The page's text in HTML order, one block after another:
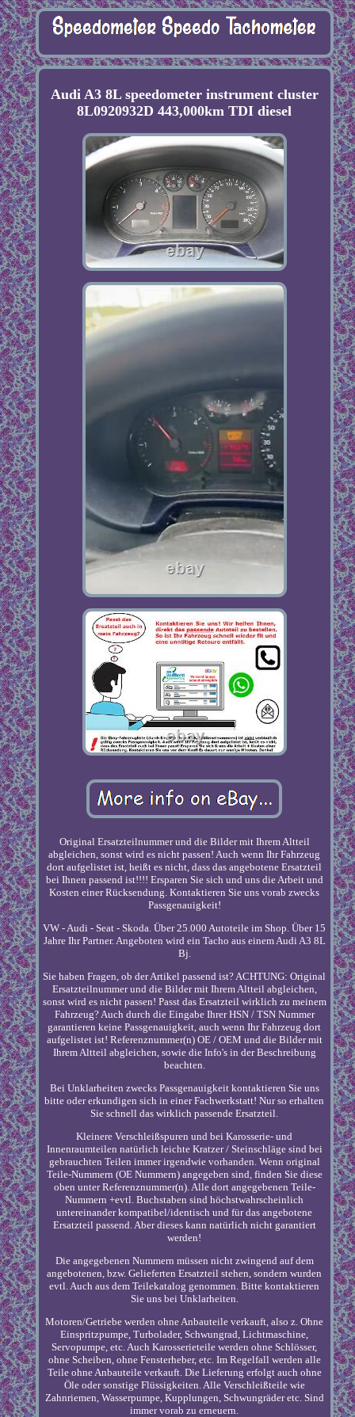
Audi A3 8L speedometer instrument cluster
8L0920932D 443,000km TDI diesel
Original Ersatzteilnummer und die Bilder mit Ihrem Altteil
abgleichen, sonst wird es nicht passen! Auch wenn Ihr Fahrzeug
dort aufgelistet ist, heißt es nicht, dass das angebotene Ersatzteil
bei Ihnen passend ist!!!! Ersparen Sie sich und uns die Arbeit und
Kosten einer Rücksendung. Kontaktieren Sie uns vorab zwecks
Passgenauigkeit!
VW - Audi - Seat - Skoda. Über 25.000 Autoteile im Shop. Über 15
Jahre Ihr Partner. Angeboten wird ein Tacho aus einem Audi A3 8L
Bj.
Sie haben Fragen, ob der Artikel passend ist? ACHTUNG: Original
Ersatzteilnummer und die Bilder mit Ihrem Altteil abgleichen,
sonst wird es nicht passen! Passt das Ersatzteil wirklich zu meinem
Fahrzeug? Auch durch die Eingabe Ihrer HSN / TSN Nummer
garantieren keine Passgenauigkeit, auch wenn Ihr Fahrzeug dort
aufgelistet ist! Referenznummer(n) OE / OEM und die Bilder mit
Ihrem Altteil abgleichen, sowie die Info's in der Beschreibung
beachten.
Bei Unklarheiten zwecks Passgenauigkeit kontaktieren Sie uns
bitte oder erkundigen sich in einer Fachwerkstatt! Nur so erhalten
Sie schnell das wirklich passende Ersatzteil.
Kleinere Verschleißspuren und bei Karosserie- und
Innenraumteilen natürlich leichte Kratzer / Steinschläge sind bei
gebrauchten Teilen immer irgendwie vorhanden. Wenn original
Teile-Nummern (OE Nummern) angegeben sind, finden Sie diese
oben unter Referenznummer(n). Alle dort angegebenen Teile-
Nummern +evtl. Buchstaben sind höchstwahrscheinlich
untereinander kompatibel/identisch und für das angebotene
Ersatzteil passend. Aber dieses kann natürlich nicht garantiert
werden!
Die angegebenen Nummern müssen nicht zwingend auf dem
angebotenen, bzw. Gelieferten Ersatzteil stehen, sondern wurden
evtl. Auch aus dem Teilekatalog genommen. Bitte kontaktieren
Sie uns bei Unklarheiten.
Motoren/Getriebe werden ohne Anbauteile verkauft, also z. Ohne
Einspritzpumpe, Turbolader, Schwungrad, Lichtmaschine,
Servopumpe, etc. Auch Karosserieteile werden ohne Schlösser,
ohne Scheiben, ohne Fensterheber, etc. Im Regelfall werden alle
Teile ohne Anbauteile verkauft. Die Lieferung erfolgt auch ohne
Öle oder sonstige Flüssigkeiten. Alle Verschleißteile wie
Zahnriemen, Wasserpumpe, Kupplungen, Schwungräder etc. Sind
immer vorab zu erneuern.